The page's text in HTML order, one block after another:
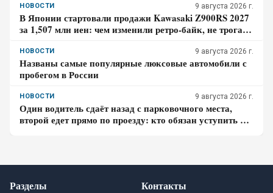
НОВОСТИ 9 августа 2026 г.
В Японии стартовали продажи Kawasaki Z900RS 2027
за 1,507 млн иен: чем изменили ретро-байк, не трогая
НОВОСТИ 9 августа 2026 г.
Названы самые популярные люксовые автомобили с
пробегом в России
НОВОСТИ 9 августа 2026 г.
Один водитель сдаёт назад с парковочного места,
второй едет прямо по проезду: кто обязан уступить по
Разделы Контакты